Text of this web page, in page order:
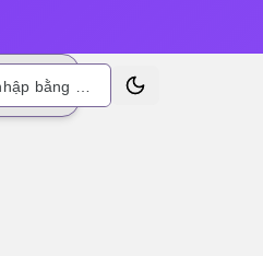
Chuyển đổi chủ đề